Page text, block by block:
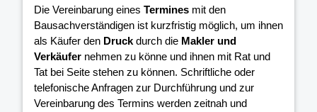
Die Vereinbarung eines Termines mit den
Bausachverständigen ist kurzfristig möglich, um ihnen
als Käufer den Druckdurch die Makler und
Verkäufer nehmen zu könne und ihnen mit Rat und
Tat bei Seite stehen zu können. Schriftliche oder
telefonische Anfragen zur Durchführung und zur
Vereinbarung des Termins werden zeitnah und